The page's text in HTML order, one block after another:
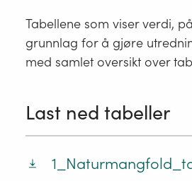
Tabellene som viser verdi,
grunnlag for å gjøre
med samlet oversikt over
Last ned tabeller